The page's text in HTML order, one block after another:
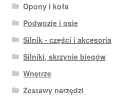
Opony i koła
Podwozie i osie
Silnik - części i akcesoria
Silniki, skrzynie biegów
Wnętrze
Zestawy narzędzi